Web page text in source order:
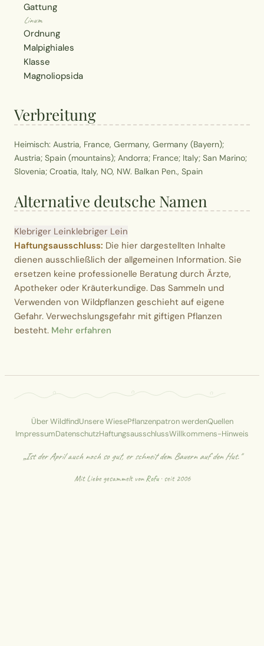
Gattung
Linum
Ordnung
Malpighiales
Klasse
Magnoliopsida
Verbreitung
Heimisch: Austria, France, Germany, Germany (Bayern);
Austria; Spain (mountains); Andorra; France; Italy; San Marino;
Slovenia; Croatia, Italy, NO, NW. Balkan Pen., Spain
Alternative deutsche Namen
Klebriger Leinklebriger Lein
Haftungsausschluss: Die hier dargestellten Inhalte
dienen ausschließlich der allgemeinen Information. Sie
ersetzen keine professionelle Beratung durch Ärzte,
Apotheker oder Kräuterkundige. Das Sammeln und
Verwenden von Wildpflanzen geschieht auf eigene
Gefahr. Verwechslungsgefahr mit giftigen Pflanzen
besteht. Mehr erfahren
Über WildfindUnsere WiesePflanzenpatron werdenQuellen
ImpressumDatenschutzHaftungsausschlussWillkommens-Hinweis
„Ist der April auch noch so gut, er schneit dem Bauern auf den Hut."
Mit Liebe gesammelt vonRofu· seit 2006